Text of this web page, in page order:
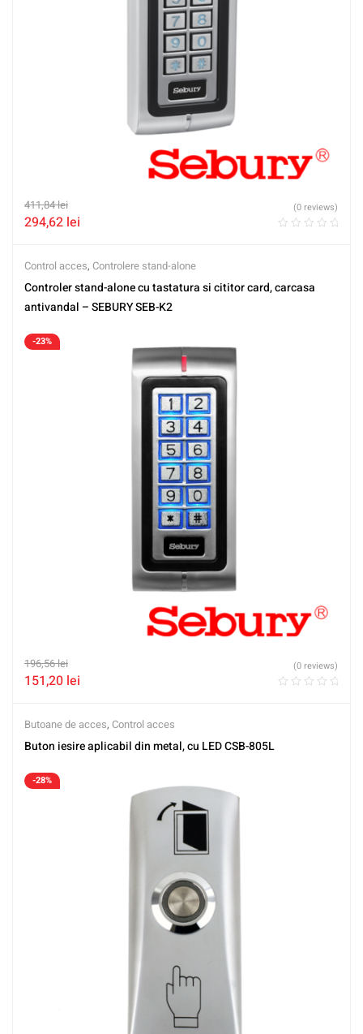
411,84lei
294,62 lei
(0 reviews)
Control acces, Controlere stand-alone
Controler stand-alone cu tastatura si cititor card, carcasa
antivandal – SEBURY SEB-K2
-23%
196,56lei
151,20 lei
(0 reviews)
Butoane de acces, Control acces
Buton iesire aplicabil din metal, cu LED CSB-805L
-28%